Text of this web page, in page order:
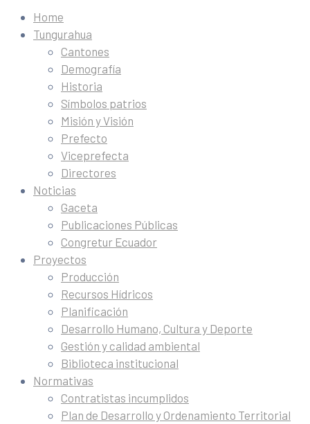
Home
Tungurahua
Cantones
Demografía
Historia
Símbolos patrios
Misión y Visión
Prefecto
Viceprefecta
Directores
Noticias
Gaceta
Publicaciones Públicas
Congretur Ecuador
Proyectos
Producción
Recursos Hídricos
Planificación
Desarrollo Humano, Cultura y Deporte
Gestión y calidad ambiental
Biblioteca institucional
Normativas
Contratistas incumplidos
Plan de Desarrollo y Ordenamiento Territorial